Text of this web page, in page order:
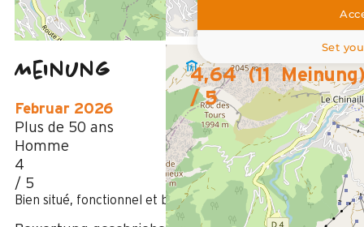
Meinung
4,64
/ 5
(11 Meinung
Februar 2026
Plus de 50 ans
Homme
4
/ 5
Bien situé, fonctionnel et bien équipé.
Set